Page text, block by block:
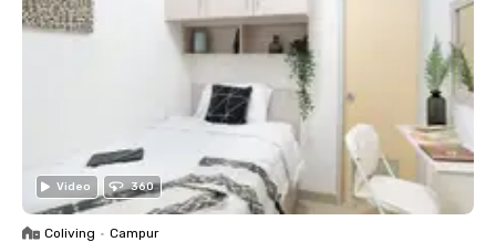
Video 360
Coliving • Campur